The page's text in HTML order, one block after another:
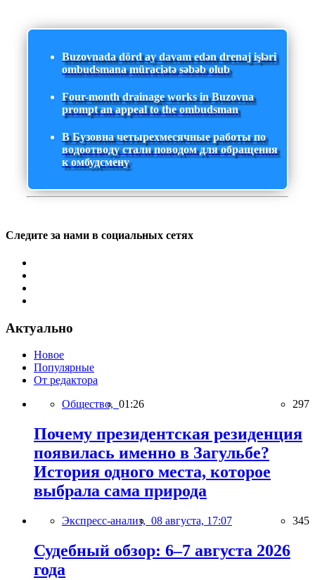
Buzovnada dörd ay davam edən drenaj işləri
ombudsmana müraciətə səbəb olub
Four-month drainage works in Buzovna
prompt an appeal to the ombudsman
В Бузовна четырехмесячные работы по
водоотводу стали поводом для обращения
к омбудсмену
Следите за нами в социальных сетях
Актуально
Новое
Популярные
От редактора
Общество, 01:26 297
Почему президентская резиденция
появилась именно в Загульбе?
История одного места, которое
выбрала сама природа
Экспресс-анализ, 08 августа, 17:07 345
Судебный обзор: 6–7 августа 2026
года